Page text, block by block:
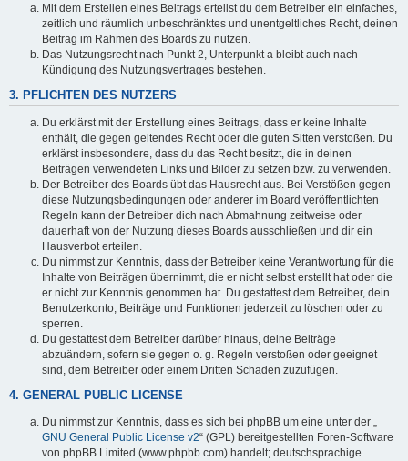
Mit dem Erstellen eines Beitrags erteilst du dem Betreiber ein einfaches,
zeitlich und räumlich unbeschränktes und unentgeltliches Recht, deinen
Beitrag im Rahmen des Boards zu nutzen.
Das Nutzungsrecht nach Punkt 2, Unterpunkt a bleibt auch nach
Kündigung des Nutzungsvertrages bestehen.
3. PFLICHTEN DES NUTZERS
Du erklärst mit der Erstellung eines Beitrags, dass er keine Inhalte
enthält, die gegen geltendes Recht oder die guten Sitten verstoßen. Du
erklärst insbesondere, dass du das Recht besitzt, die in deinen
Beiträgen verwendeten Links und Bilder zu setzen bzw. zu verwenden.
Der Betreiber des Boards übt das Hausrecht aus. Bei Verstößen gegen
diese Nutzungsbedingungen oder anderer im Board veröffentlichten
Regeln kann der Betreiber dich nach Abmahnung zeitweise oder
dauerhaft von der Nutzung dieses Boards ausschließen und dir ein
Hausverbot erteilen.
Du nimmst zur Kenntnis, dass der Betreiber keine Verantwortung für die
Inhalte von Beiträgen übernimmt, die er nicht selbst erstellt hat oder die
er nicht zur Kenntnis genommen hat. Du gestattest dem Betreiber, dein
Benutzerkonto, Beiträge und Funktionen jederzeit zu löschen oder zu
sperren.
Du gestattest dem Betreiber darüber hinaus, deine Beiträge
abzuändern, sofern sie gegen o. g. Regeln verstoßen oder geeignet
sind, dem Betreiber oder einem Dritten Schaden zuzufügen.
4. GENERAL PUBLIC LICENSE
Du nimmst zur Kenntnis, dass es sich bei phpBB um eine unter der „
GNU General Public License v2“ (GPL) bereitgestellten Foren-Software
von phpBB Limited (www.phpbb.com) handelt; deutschsprachige